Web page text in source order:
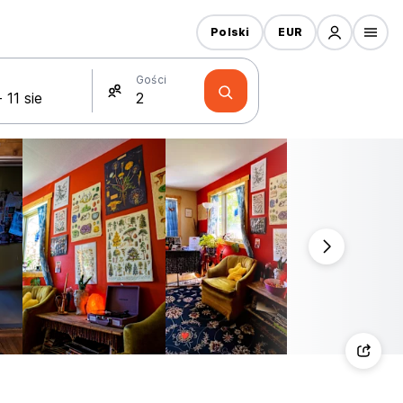
Gości
Polski EUR